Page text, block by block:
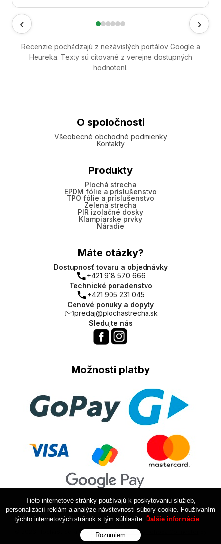
‹ ›
Recenzie pochádzajú z nezávislých portálov Google a
Heureka. Texty sú citované z verejne dostupných
hodnotení.
O spoločnosti
Všeobecné obchodné podmienky
Kontakty
Produkty
Plochá strecha
EPDM fólie a príslušenstvo
TPO fólie a príslušenstvo
Zelená strecha
PIR izolačné dosky
Klampiarske prvky
Náradie
Máte otázky?
Dostupnosť tovaru a objednávky
+421 918 570 666
Technické poradenstvo
+421 905 231 045
Cenové ponuky a dopyty
predaj@plochastrecha.sk
Sledujte nás
Možnosti platby
© 2026 PlochaStrecha.sk • NextShop e-shop Pohoda Connector
NextCom s.r.o.
Tieto internetové stránky používajú k poskytovaniu služieb,
personalizácií reklám a analýze návštevnosti súbory cookie. Používaním
týchto internetových stránok s tým súhlasíte. Ďalšie informácie
Rozumiem